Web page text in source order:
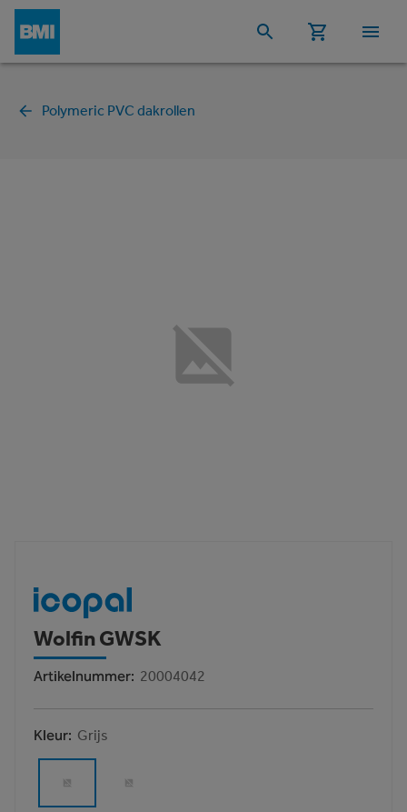
Polymeric PVC dakrollen
Wolfin GWSK
Artikelnummer 20004042
Kleur Grijs